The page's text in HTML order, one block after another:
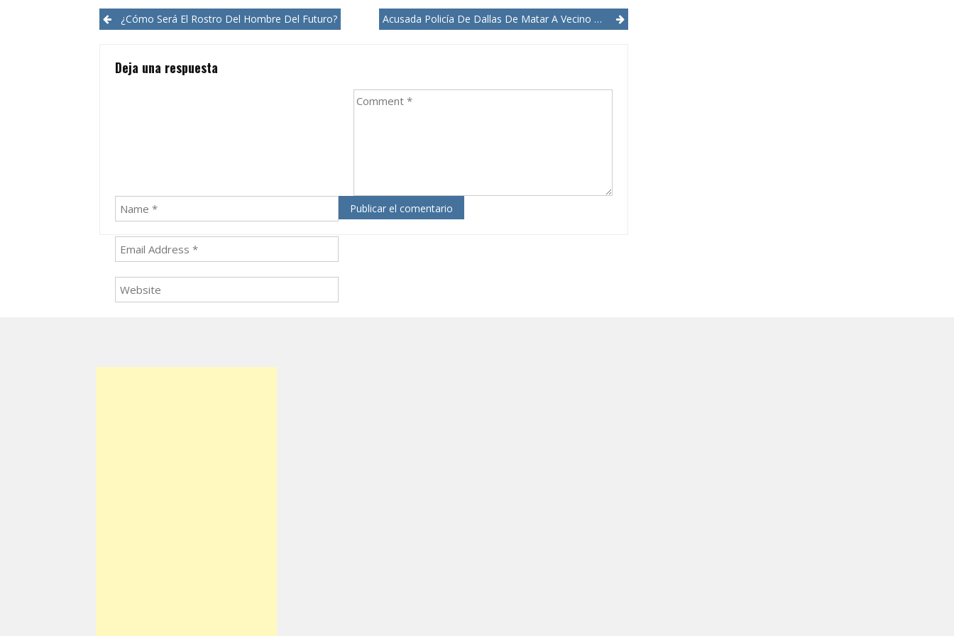
Post¿Cómo Será El Rostro Del Hombre Del Futuro? Acusada Policía De Dallas De Matar A Vecino Negro
Deja una respuesta